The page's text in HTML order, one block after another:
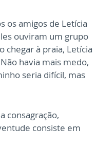
os amigos de Letícia
ouviram um grupo
chegar à praia, Letícia
havia mais medo,
seria difícil, mas
consagração,
consiste em